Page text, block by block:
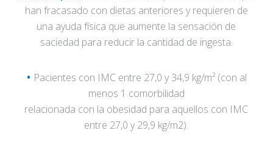
han fracasado con dietas anteriores y requieren de
una ayuda física que aumente la sensación de
saciedad para reducir la cantidad de ingesta.
· Pacientes con IMC entre 27,0 y 34,9 kg/m² (con al
menos 1 comorbilidad
relacionada con la obesidad para aquellos con IMC
entre 27,0 y 29,9 kg/m2).